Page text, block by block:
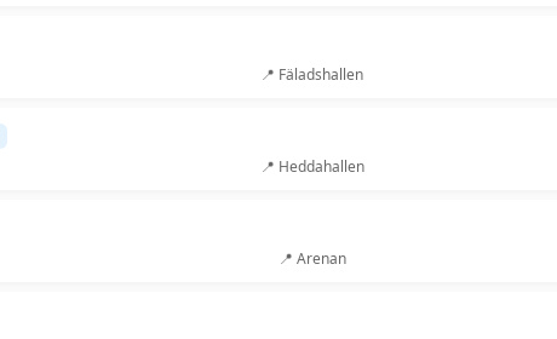
📍 Fäladshallen
📍 Heddahallen
📍 Arenan